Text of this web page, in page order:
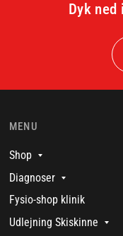
Dyk
MENU
Shop
Diagnoser
Fysio-shop klinik
Udlejning Skiskinne